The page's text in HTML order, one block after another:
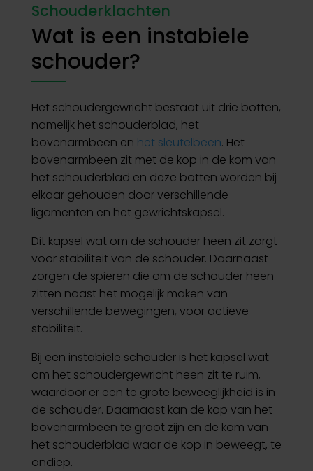
Schouderklachten
Wat is een instabiele
schouder?
Het schoudergewricht bestaat uit drie botten,
namelijk het schouderblad, het
bovenarmbeen en het sleutelbeen. Het
bovenarmbeen zit met de kop in de kom van
het schouderblad en deze botten worden bij
elkaar gehouden door verschillende
ligamenten en het gewrichtskapsel.
Dit kapsel wat om de schouder heen zit zorgt
voor stabiliteit van de schouder. Daarnaast
zorgen de spieren die om de schouder heen
zitten naast het mogelijk maken van
verschillende bewegingen, voor actieve
stabiliteit.
Bij een instabiele schouder is het kapsel wat
om het schoudergewricht heen zit te ruim,
waardoor er een te grote beweeglijkheid is in
de schouder. Daarnaast kan de kop van het
bovenarmbeen te groot zijn en de kom van
het schouderblad waar de kop in beweegt, te
ondiep.